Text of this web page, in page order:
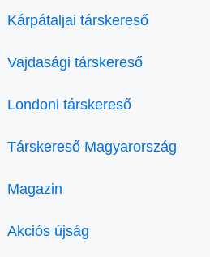
Kárpátaljai társkereső
Vajdasági társkereső
Londoni társkereső
Társkereső Magyarország
Magazin
Akciós újság